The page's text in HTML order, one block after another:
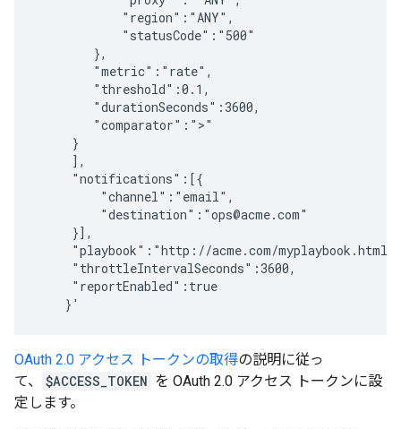
            "region":"ANY",
            "statusCode":"500"
        },
        "metric":"rate",
        "threshold":0.1,
        "durationSeconds":3600,
        "comparator":">"
     }
     ],
     "notifications":[{
         "channel":"email",
         "destination":"ops@acme.com"
     }],
"playbook":"http://acme.com/
     "throttleIntervalSeconds":3600,
     "reportEnabled":true
OAuth 2.0 アクセス トークンの取得の説明に従っ
て、
$ACCESS_TOKEN を OAuth 2.0 アクセス トークンに設
定します。